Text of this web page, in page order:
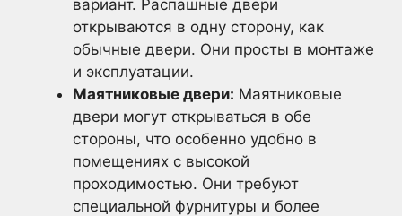
вариант. Распашные двери
открываются в одну сторону, как
обычные двери. Они просты в монтаже
и эксплуатации.
Маятниковые двери: Маятниковые
двери могут открываться в обе
стороны, что особенно удобно в
помещениях с высокой
проходимостью. Они требуют
специальной фурнитуры и более